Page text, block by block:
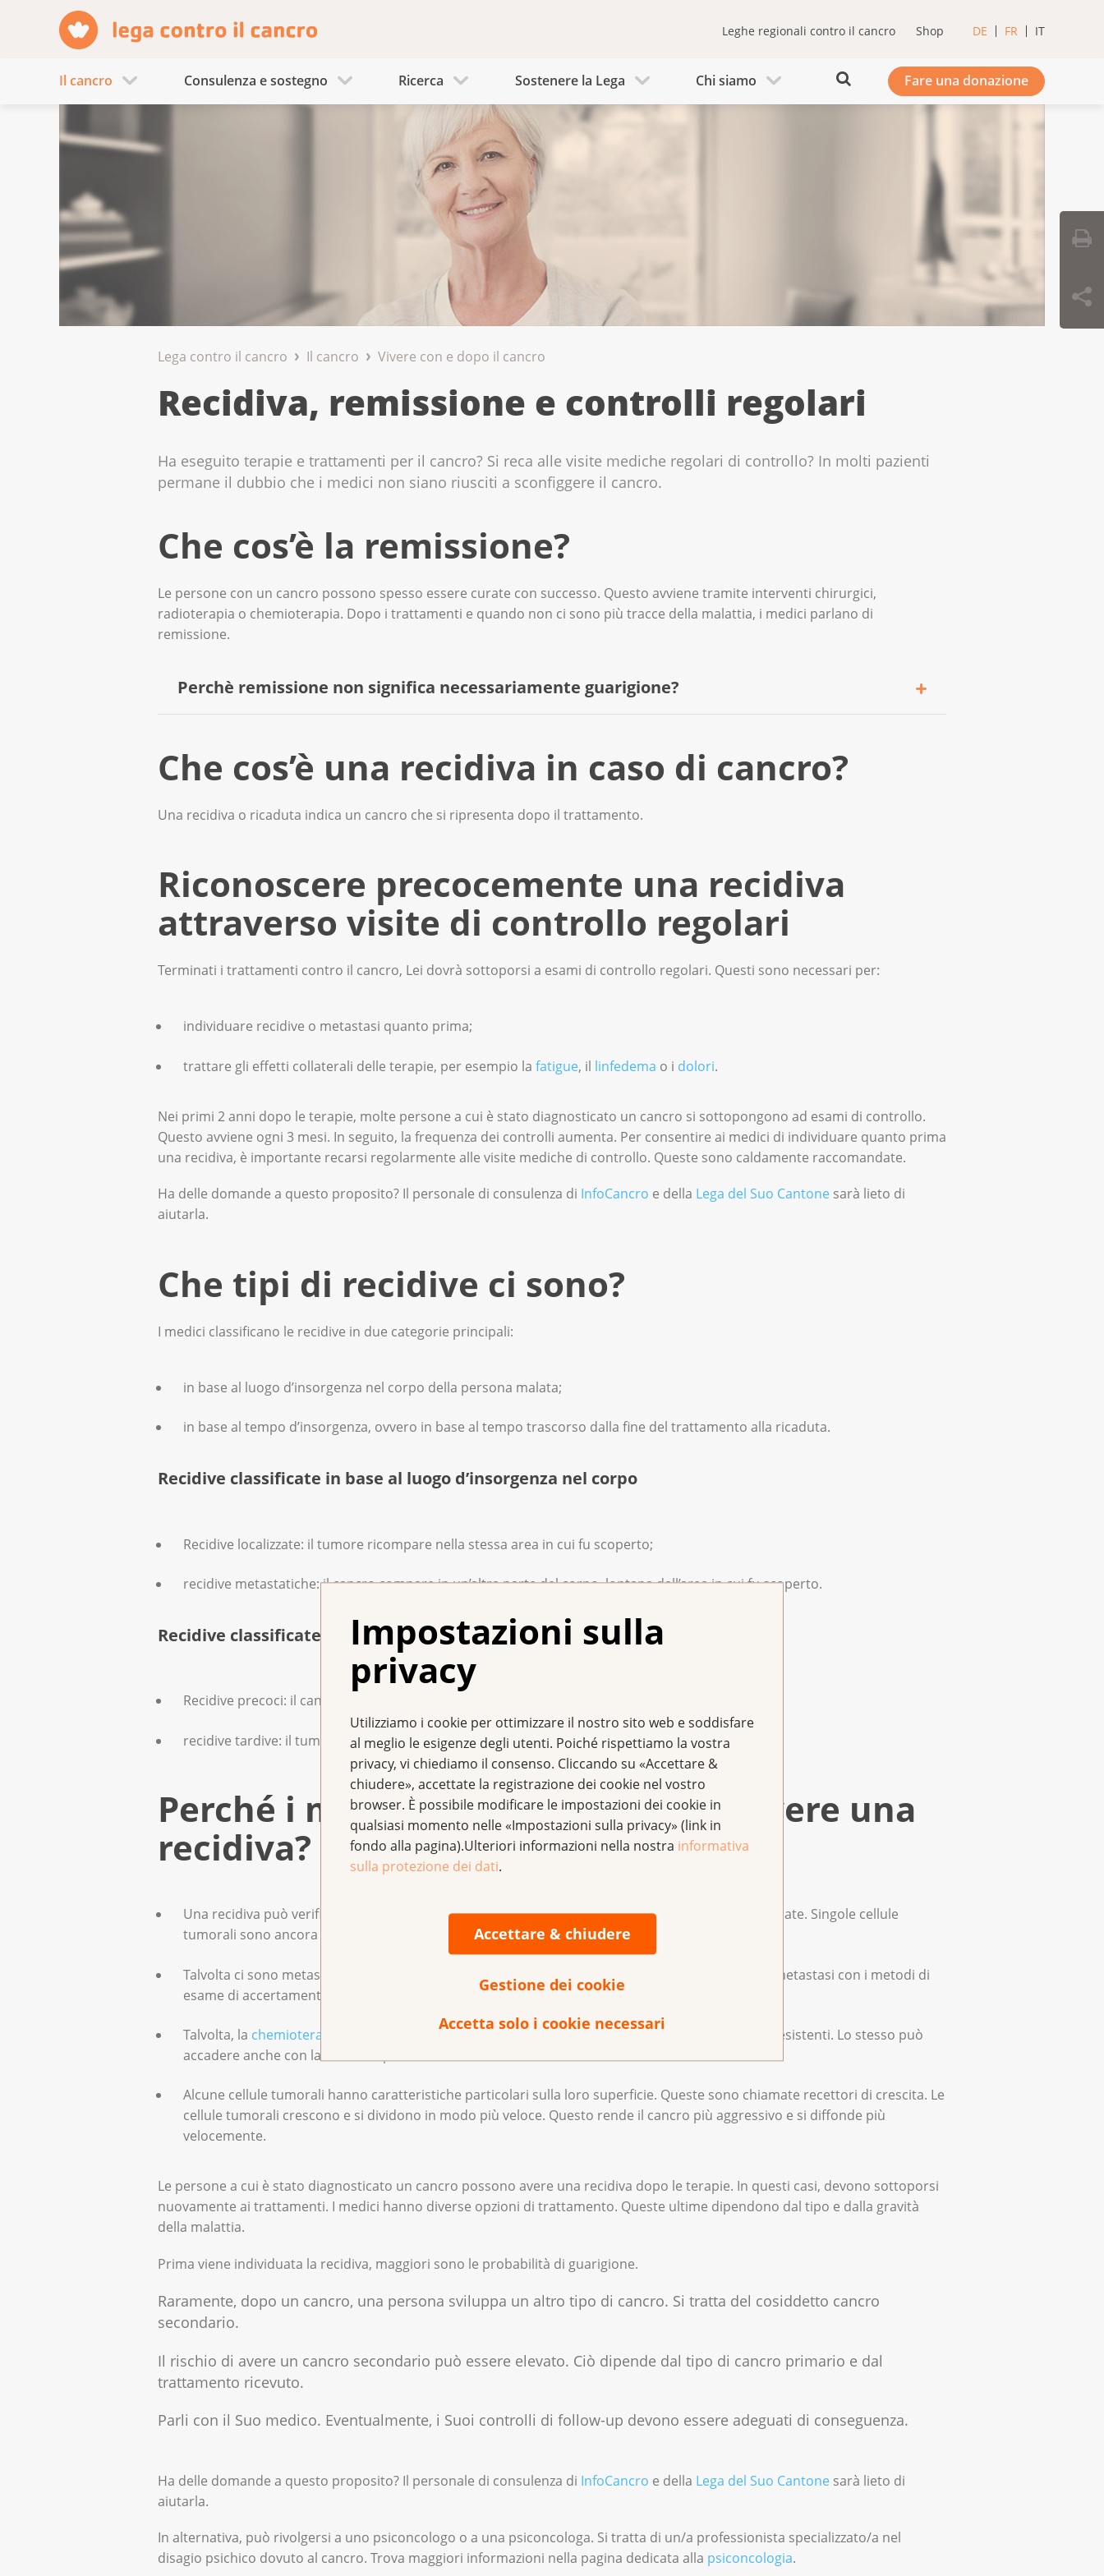
Impostazioni sulla
privacy
Utilizziamo i cookie per ottimizzare il nostro sito web e soddisfare
al meglio le esigenze degli utenti. Poiché rispettiamo la vostra
privacy, vi chiediamo il consenso. Cliccando su «Accettare &
chiudere», accettate la registrazione dei cookie nel vostro
browser. È possibile modificare le impostazioni dei cookie in
qualsiasi momento nelle «Impostazioni sulla privacy» (link in
fondo alla pagina).Ulteriori informazioni nella nostra informativa
sulla protezione dei dati.
Accettare & chiudere
Gestione dei cookie
Accetta solo i cookie necessari
Leghe regionali contro il cancro Shop DE FR IT
Il cancro Consulenza e sostegno Ricerca Sostenere la Lega Chi siamo Fare una donazione
Lega contro il cancro Il cancro Vivere con e dopo il cancro
Recidiva, remissione e controlli regolari
Ha eseguito terapie e trattamenti per il cancro? Si reca alle visite mediche regolari di controllo? In molti pazienti
permane il dubbio che i medici non siano riusciti a sconfiggere il cancro.
Che cos’è la remissione?
Le persone con un cancro possono spesso essere curate con successo. Questo avviene tramite interventi chirurgici,
radioterapia o chemioterapia. Dopo i trattamenti e quando non ci sono più tracce della malattia, i medici parlano di
remissione.
Perchè remissione non significa necessariamente guarigione?
tumorali nel corpo. Perché 5 anni? Le recidive sono particolarmente frequenti nei primi 5 anni dopo i trattamenti.
Che cos’è una recidiva in caso di cancro?
Una recidiva o ricaduta indica un cancro che si ripresenta dopo il trattamento.
Riconoscere precocemente una recidiva
attraverso visite di controllo regolari
Terminati i trattamenti contro il cancro, Lei dovrà sottoporsi a esami di controllo regolari. Questi sono necessari per:
individuare recidive o metastasi quanto prima;
trattare gli effetti collaterali delle terapie, per esempio la fatigue, il linfedema o i dolori.
Nei primi 2 anni dopo le terapie, molte persone a cui è stato diagnosticato un cancro si sottopongono ad esami di controllo.
Questo avviene ogni 3 mesi. In seguito, la frequenza dei controlli aumenta. Per consentire ai medici di individuare quanto prima
una recidiva, è importante recarsi regolarmente alle visite mediche di controllo. Queste sono caldamente raccomandate.
Ha delle domande a questo proposito? Il personale di consulenza di InfoCancro e della Lega del Suo Cantone sarà lieto di
aiutarla.
Che tipi di recidive ci sono?
I medici classificano le recidive in due categorie principali:
in base al luogo d’insorgenza nel corpo della persona malata;
in base al tempo d’insorgenza, ovvero in base al tempo trascorso dalla fine del trattamento alla ricaduta.
Recidive classificate in base al luogo d’insorgenza nel corpo
Recidive localizzate: il tumore ricompare nella stessa area in cui fu scoperto;
recidive metastatiche: il cancro compare in un’altra parte del corpo, lontana dall’area in cui fu scoperto.
Recidive classificate in base al periodo d’insorgenza
Recidive precoci: il cancro ricompare dopo poco tempo (dopo settimane o mesi);
recidive tardive: il tumore ricompare dopo alcuni anni di remissione.
Perché i malati di cancro possono avere una
recidiva?
Una recidiva può verificarsi se i chirurghi non riescono a rimuovere completamente le cellule malate. Singole cellule
tumorali sono ancora nel corpo e iniziano a crescere di nuovo.
Talvolta ci sono metastasi molto piccole nel corpo. I medici non possono vedere queste piccole metastasi con i metodi di
esame di accertamento. Le metastasi continuano a crescere dopo il trattamento.
Talvolta, la chemioterapia
non è abbastanza efficace e le cellule tumorali sono particolarmente resistenti. Lo stesso può
accadere anche con la radioterapia.
Alcune cellule tumorali hanno caratteristiche particolari sulla loro superficie. Queste sono chiamate recettori di crescita. Le
cellule tumorali crescono e si dividono in modo più veloce. Questo rende il cancro più aggressivo e si diffonde più
velocemente.
Le persone a cui è stato diagnosticato un cancro possono avere una recidiva dopo le terapie. In questi casi, devono sottoporsi
nuovamente ai trattamenti. I medici hanno diverse opzioni di trattamento. Queste ultime dipendono dal tipo e dalla gravità
della malattia.
Prima viene individuata la recidiva, maggiori sono le probabilità di guarigione.
Raramente, dopo un cancro, una persona sviluppa un altro tipo di cancro. Si tratta del cosiddetto cancro
secondario.
Il rischio di avere un cancro secondario può essere elevato. Ciò dipende dal tipo di cancro primario e dal
trattamento ricevuto.
Parli con il Suo medico. Eventualmente, i Suoi controlli di follow-up devono essere adeguati di conseguenza.
Ha delle domande a questo proposito? Il personale di consulenza di InfoCancro e della Lega del Suo Cantone sarà lieto di
aiutarla.
In alternativa, può rivolgersi a uno psiconcologo o a una psiconcologa. Si tratta di un/a professionista specializzato/a nel
disagio psichico dovuto al cancro. Trova maggiori informazioni nella pagina dedicata alla psiconcologia.